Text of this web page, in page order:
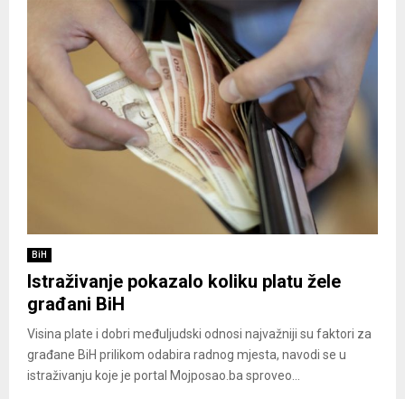
BiH
Istraživanje pokazalo koliku platu žele
građani BiH
Visina plate i dobri međuljudski odnosi najvažniji su faktori za
građane BiH prilikom odabira radnog mjesta, navodi se u
istraživanju koje je portal Mojposao.ba sproveo...